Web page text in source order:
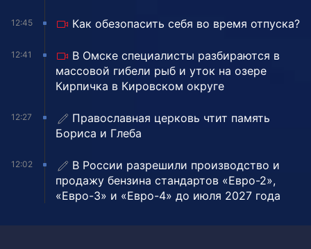
12:45 Как обезопасить себя во время отпуска?
12:41
В Омске специалисты разбираются в
массовой гибели рыб и уток на озере
Кирпичка в Кировском округе
12:27
Православная церковь чтит память
Бориса и Глеба
12:02
В России разрешили производство и
продажу бензина стандартов «Евро-2»,
«Евро-3» и «Евро-4» до июля 2027 года